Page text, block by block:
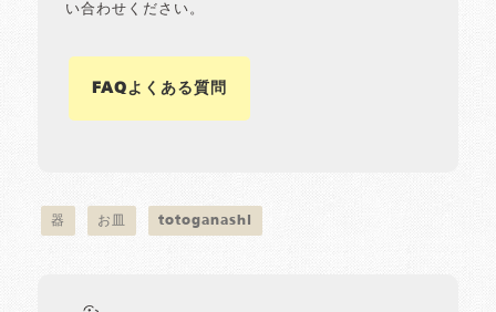
い合わせください。
FAQよくある質問
器 お皿 totoganashi